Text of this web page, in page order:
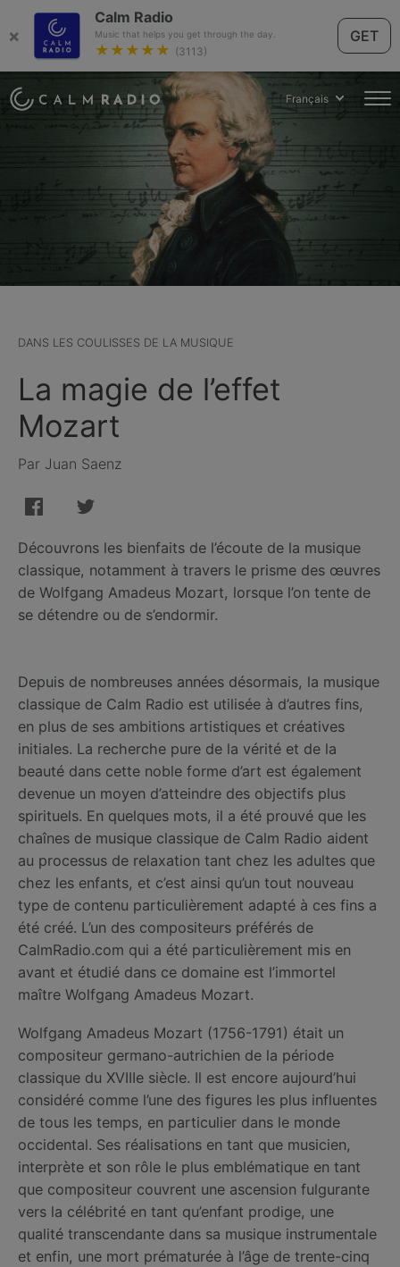
×
Calm Radio
Music that helps you get through the day.
★★★★★ (3113)
GET
Français
DANS LES COULISSES DE LA MUSIQUE
La magie de l’effet
Mozart
Par Juan Saenz
Découvrons les bienfaits de l’écoute de la musique
classique, notamment à travers le prisme des œuvres
de Wolfgang Amadeus Mozart, lorsque l’on tente de
se détendre ou de s’endormir.
Depuis de nombreuses années désormais, la musique
classique de Calm Radio est utilisée à d’autres fins,
en plus de ses ambitions artistiques et créatives
initiales. La recherche pure de la vérité et de la
beauté dans cette noble forme d’art est également
devenue un moyen d’atteindre des objectifs plus
spirituels. En quelques mots, il a été prouvé que les
chaînes de musique classique de Calm Radio aident
au processus de relaxation tant chez les adultes que
chez les enfants, et c’est ainsi qu’un tout nouveau
type de contenu particulièrement adapté à ces fins a
été créé. L’un des compositeurs préférés de
CalmRadio.com qui a été particulièrement mis en
avant et étudié dans ce domaine est l’immortel
maître Wolfgang Amadeus Mozart.
Wolfgang Amadeus Mozart (1756-1791) était un
compositeur germano-autrichien de la période
classique du XVIIIe siècle. Il est encore aujourd’hui
considéré comme l’une des figures les plus influentes
de tous les temps, en particulier dans le monde
occidental. Ses réalisations en tant que musicien,
interprète et son rôle le plus emblématique en tant
que compositeur couvrent une ascension fulgurante
vers la célébrité en tant qu’enfant prodige, une
qualité transcendante dans sa musique instrumentale
et enfin, une mort prématurée à l’âge de trente-cinq